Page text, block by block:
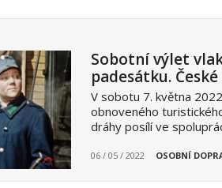
Sobotní výlet
padesátku.
V sobotu 7. května
obnoveného
dráhy posílí ve
06 / 05 / 2022 OSOBNÍ